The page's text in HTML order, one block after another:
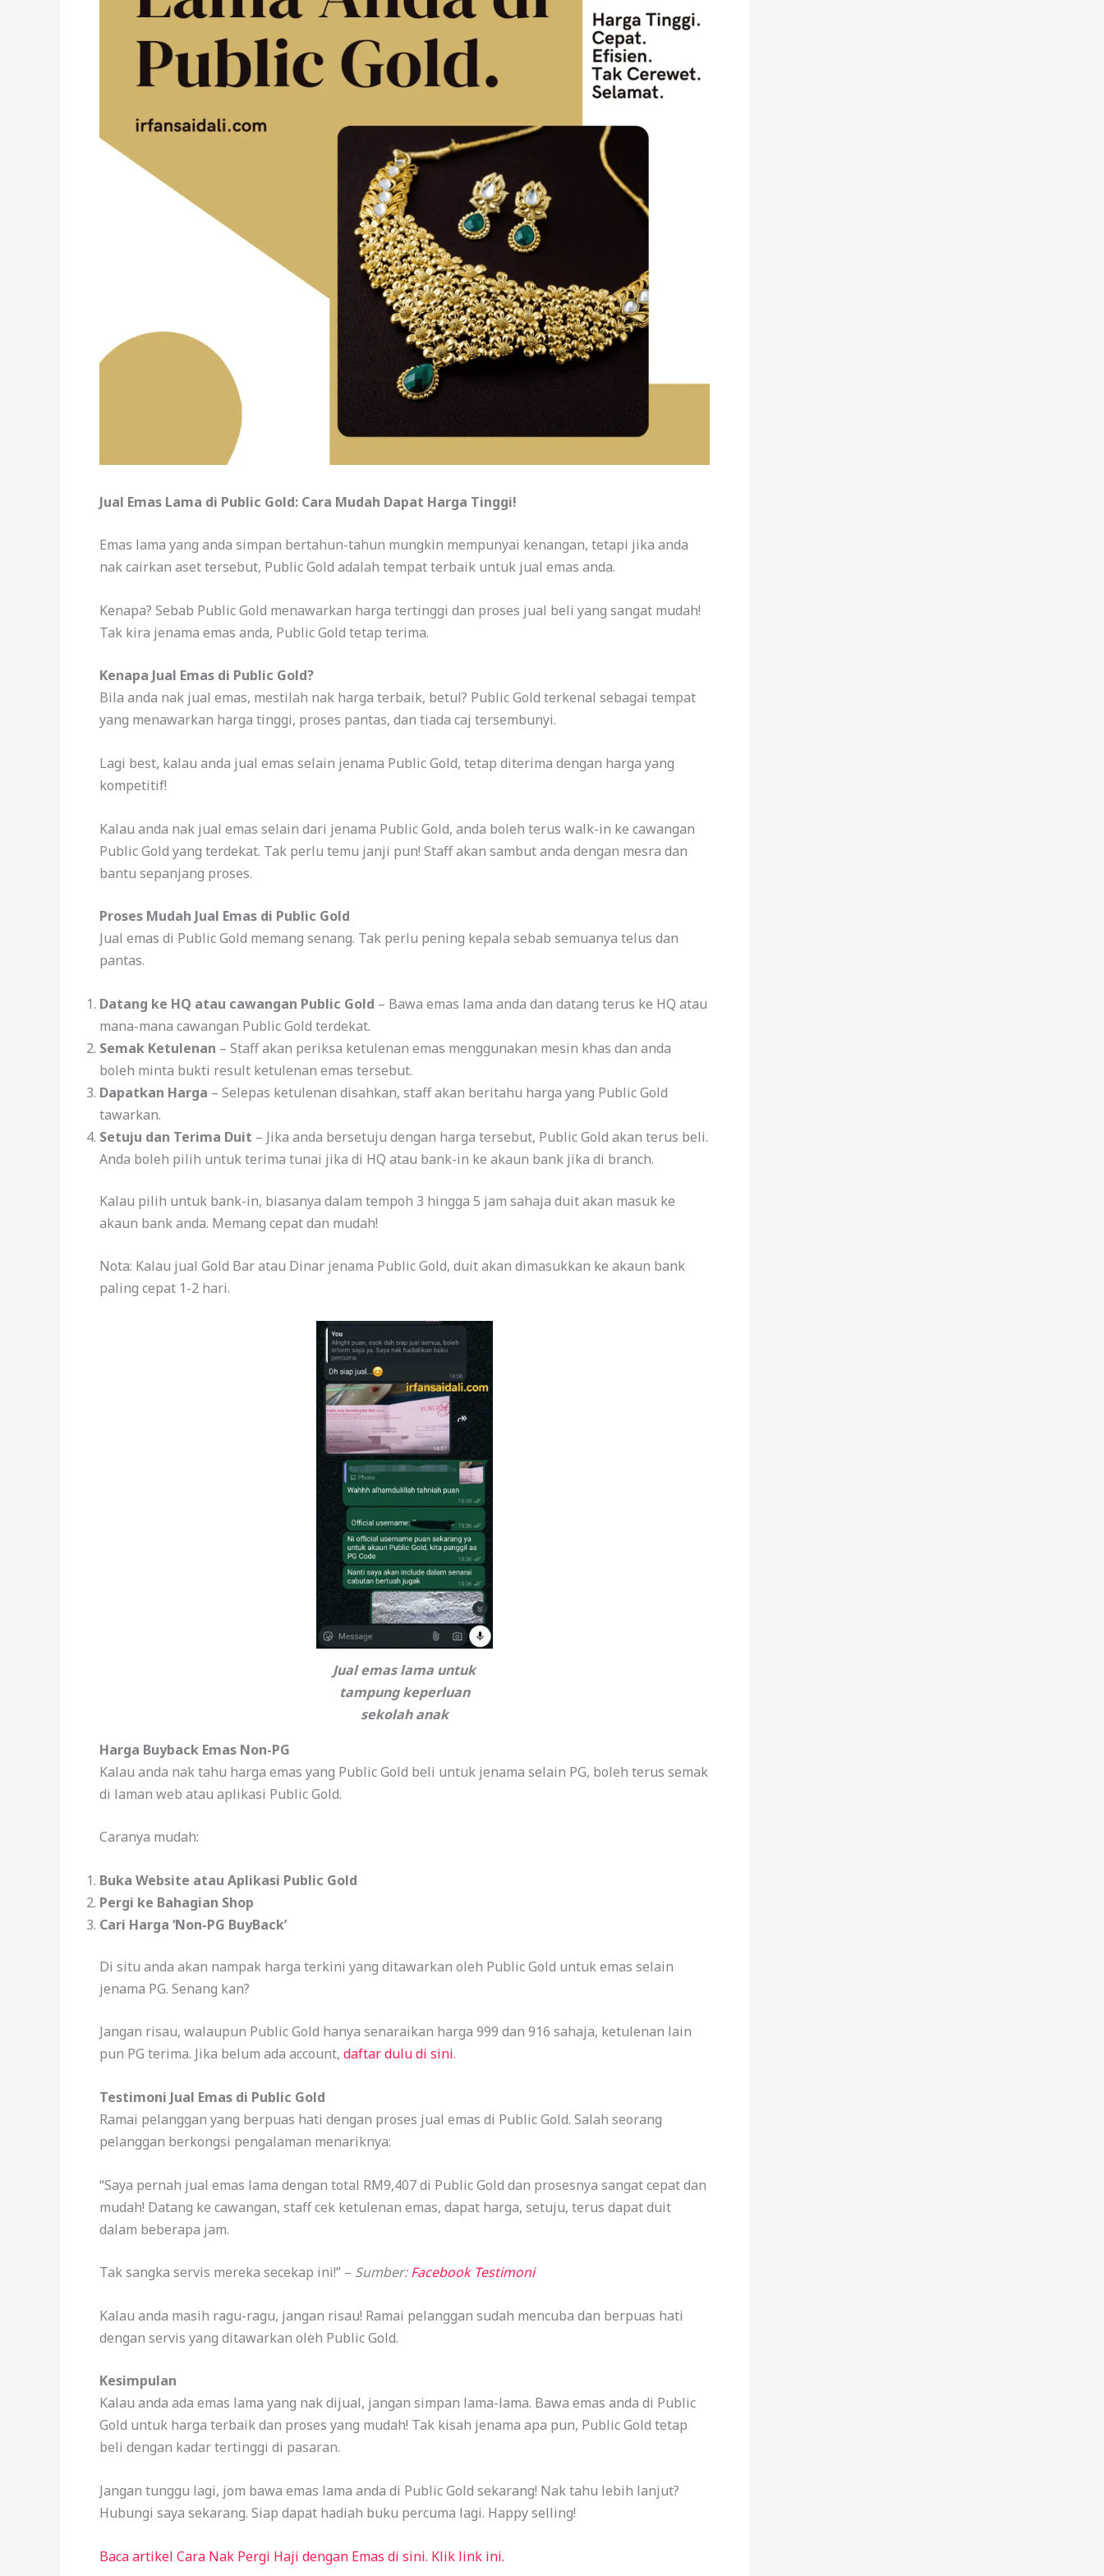
Jual Emas Lama di Public Gold: Cara Mudah Dapat Harga Tinggi!
Emas lama yang anda simpan bertahun-tahun mungkin mempunyai kenangan, tetapi jika anda
nak cairkan aset tersebut, Public Gold adalah tempat terbaik untuk jual emas anda.
Kenapa? Sebab Public Gold menawarkan harga tertinggi dan proses jual beli yang sangat mudah!
Tak kira jenama emas anda, Public Gold tetap terima.
Kenapa Jual Emas di Public Gold?
Bila anda nak jual emas, mestilah nak harga terbaik, betul? Public Gold terkenal sebagai tempat
yang menawarkan harga tinggi, proses pantas, dan tiada caj tersembunyi.
Lagi best, kalau anda jual emas selain jenama Public Gold, tetap diterima dengan harga yang
kompetitif!
Kalau anda nak jual emas selain dari jenama Public Gold, anda boleh terus walk-in ke cawangan
Public Gold yang terdekat. Tak perlu temu janji pun! Staff akan sambut anda dengan mesra dan
bantu sepanjang proses.
Proses Mudah Jual Emas di Public Gold
Jual emas di Public Gold memang senang. Tak perlu pening kepala sebab semuanya telus dan
pantas.
Datang ke HQ atau cawangan Public Gold – Bawa emas lama anda dan datang terus ke HQ atau
mana-mana cawangan Public Gold terdekat.
Semak Ketulenan – Staff akan periksa ketulenan emas menggunakan mesin khas dan anda
boleh minta bukti result ketulenan emas tersebut.
Dapatkan Harga – Selepas ketulenan disahkan, staff akan beritahu harga yang Public Gold
tawarkan.
Setuju dan Terima Duit – Jika anda bersetuju dengan harga tersebut, Public Gold akan terus beli.
Anda boleh pilih untuk terima tunai jika di HQ atau bank-in ke akaun bank jika di branch.
Kalau pilih untuk bank-in, biasanya dalam tempoh 3 hingga 5 jam sahaja duit akan masuk ke
akaun bank anda. Memang cepat dan mudah!
Nota: Kalau jual Gold Bar atau Dinar jenama Public Gold, duit akan dimasukkan ke akaun bank
paling cepat 1-2 hari.
Jual emas lama untuk
tampung keperluan
sekolah anak
Harga Buyback Emas Non-PG
Kalau anda nak tahu harga emas yang Public Gold beli untuk jenama selain PG, boleh terus semak
di laman web atau aplikasi Public Gold.
Caranya mudah:
Buka Website atau Aplikasi Public Gold
Pergi ke Bahagian Shop
Cari Harga ‘Non-PG BuyBack’
Di situ anda akan nampak harga terkini yang ditawarkan oleh Public Gold untuk emas selain
jenama PG. Senang kan?
Jangan risau, walaupun Public Gold hanya senaraikan harga 999 dan 916 sahaja, ketulenan lain
pun PG terima. Jika belum ada account, daftar dulu di sini.
Testimoni Jual Emas di Public Gold
Ramai pelanggan yang berpuas hati dengan proses jual emas di Public Gold. Salah seorang
pelanggan berkongsi pengalaman menariknya:
“Saya pernah jual emas lama dengan total RM9,407 di Public Gold dan prosesnya sangat cepat dan
mudah! Datang ke cawangan, staff cek ketulenan emas, dapat harga, setuju, terus dapat duit
dalam beberapa jam.
Tak sangka servis mereka secekap ini!” – Sumber:Facebook Testimoni
Kalau anda masih ragu-ragu, jangan risau! Ramai pelanggan sudah mencuba dan berpuas hati
dengan servis yang ditawarkan oleh Public Gold.
Kesimpulan
Kalau anda ada emas lama yang nak dijual, jangan simpan lama-lama. Bawa emas anda di Public
Gold untuk harga terbaik dan proses yang mudah! Tak kisah jenama apa pun, Public Gold tetap
beli dengan kadar tertinggi di pasaran.
Jangan tunggu lagi, jom bawa emas lama anda di Public Gold sekarang! Nak tahu lebih lanjut?
Hubungi saya sekarang. Siap dapat hadiah buku percuma lagi. Happy selling!
Baca artikel Cara Nak Pergi Haji dengan Emas di sini. Klik link ini.